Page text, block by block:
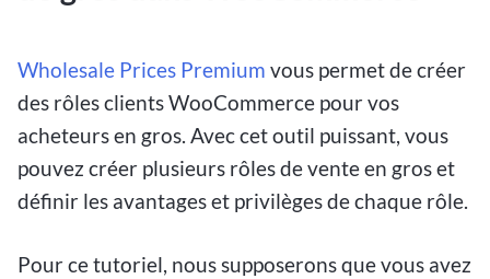
Wholesale Prices Premium vous permet de créer
des rôles clients WooCommerce pour vos
acheteurs en gros. Avec cet outil puissant, vous
pouvez créer plusieurs rôles de vente en gros et
définir les avantages et privilèges de chaque rôle.
Pour ce tutoriel, nous supposerons que vous avez